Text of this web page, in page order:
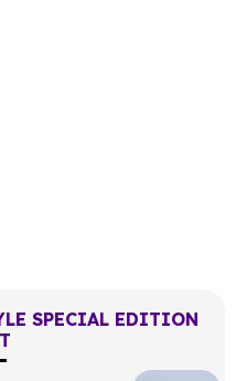
SPECIAL EDITION